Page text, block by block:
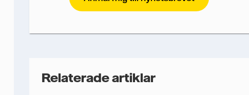
För att Vattenfalls storföretagsförsäljning ska
kunna skicka nyhetsbrevet till dig, behöver vi dina
mäta och analysera deras prestanda, inklusive
delas med tredje part, och du kan när som helst
Relaterade artiklar